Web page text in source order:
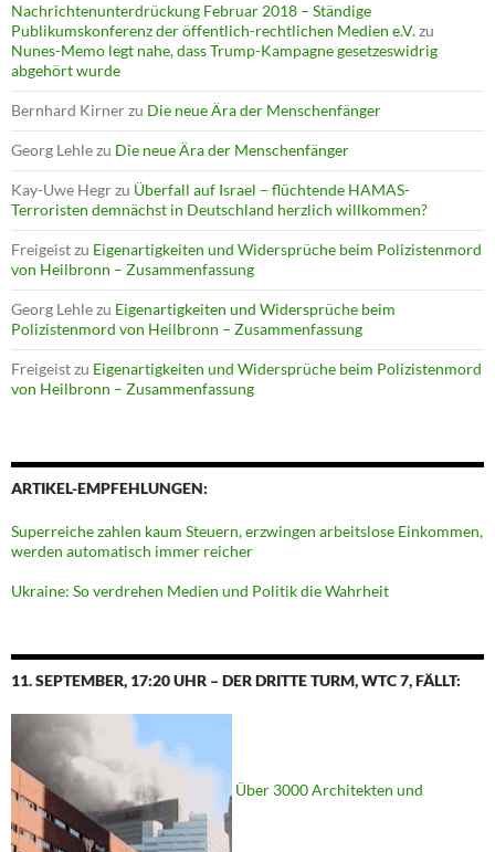
Nachrichtenunterdrückung Februar 2018 – Ständige
Publikumskonferenz der öffentlich-rechtlichen Medien e.V.zu
Nunes-Memo legt nahe, dass Trump-Kampagne gesetzeswidrig
abgehört wurde
Bernhard Kirnerzu Die neue Ära der Menschenfänger
Georg Lehlezu Die neue Ära der Menschenfänger
Kay-Uwe Hegrzu Überfall auf Israel – flüchtende HAMAS-
Terroristen demnächst in Deutschland herzlich willkommen?
Freigeistzu Eigenartigkeiten und Widersprüche beim Polizistenmord
von Heilbronn – Zusammenfassung
Georg Lehlezu Eigenartigkeiten und Widersprüche beim
Polizistenmord von Heilbronn – Zusammenfassung
Freigeistzu Eigenartigkeiten und Widersprüche beim Polizistenmord
von Heilbronn – Zusammenfassung
ARTIKEL-EMPFEHLUNGEN:
Superreiche zahlen kaum Steuern, erzwingen arbeitslose Einkommen,
werden automatisch immer reicher
Ukraine: So verdrehen Medien und Politik die Wahrheit
11. SEPTEMBER, 17:20 UHR – DER DRITTE TURM, WTC 7, FÄLLT:
Über 3000 Architekten und